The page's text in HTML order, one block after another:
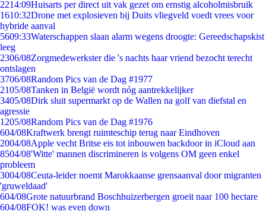
2214:09Huisarts per direct uit vak gezet om ernstig alcoholmisbruik
1610:32Drone met explosieven bij Duits vliegveld voedt vrees voor
hybride aanval
5609:33Waterschappen slaan alarm wegens droogte: Gereedschapskist
leeg
2306/08Zorgmedewerkster die 's nachts haar vriend bezocht terecht
ontslagen
3706/08Random Pics van de Dag #1977
2105/08Tanken in België wordt nóg aantrekkelijker
3405/08Dirk sluit supermarkt op de Wallen na golf van diefstal en
agressie
1205/08Random Pics van de Dag #1976
604/08Kraftwerk brengt ruimteschip terug naar Eindhoven
2004/08Apple vecht Britse eis tot inbouwen backdoor in iCloud aan
8504/08'Witte' mannen discrimineren is volgens OM geen enkel
probleem
3004/08Ceuta-leider noemt Marokkaanse grensaanval door migranten
'gruweldaad'
604/08Grote natuurbrand Boschhuizerbergen groeit naar 100 hectare
604/08FOK! was even down